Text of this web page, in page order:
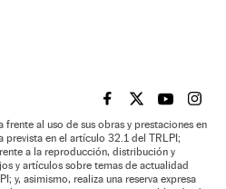
EL PAÍS BRASIL EN
EL PAÍSEL PAÍS
EL
frente al uso de sus obras y prestaciones en
prevista en el artículo 32.1 del TRLPI;
a la reproducción, distribución y
y artículos sobre temas de actualidad
y, asimismo, realiza una reserva expresa